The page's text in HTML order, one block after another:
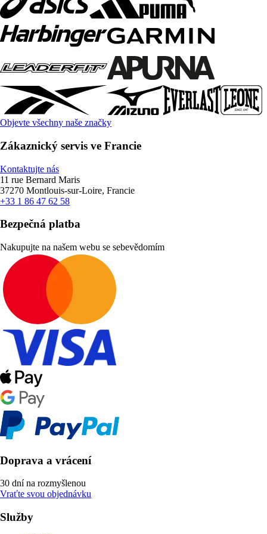
Objevte všechny naše značky
Zákaznický servis ve Francie
Kontaktujte nás
11 rue Bernard Maris
37270 Montlouis-sur-Loire, Francie
+33 1 86 47 62 58
Bezpečná platba
Nakupujte na našem webu se sebevědomím
Doprava a vrácení
30 dní na rozmyšlenou
Vraťte svou objednávku
Služby